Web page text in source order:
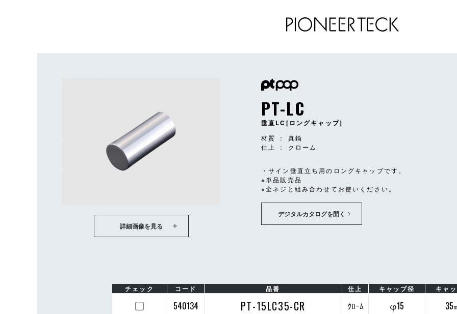
詳細画像を見る
PT-LC
垂直LC[ロングキャップ]
材質 ： 真鍮
仕上 ： クローム
・サイン垂直立ち用のロングキャップです。
※単品販売品
※全ネジと組み合わせてお使いください。
デジタルカタログを開く
チェック コード 品番 仕上 キャップ径 キャ
540134 PT-15LC35-CR ｸﾛｰﾑ φ15 35